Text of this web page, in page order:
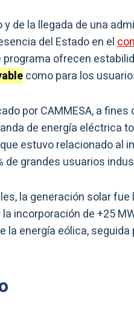
de la llegada de una
del Estado en el
ofrecen
como para los
por CAMMESA, a
de energía eléctrica
estuvo relacionado al
de grandes usuarios
la generación solar
incorporación de +25
la energía eólica,